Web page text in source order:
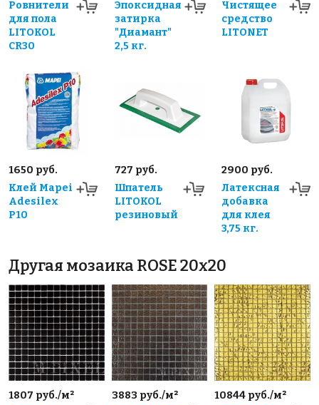
Ровнители
для пола
LITOKOL
CR30
Эпоксидная
затирка
"Диамант"
2,5 кг.
Чистящее
средство
LITONET
1650 руб.
Клей Mapei
Adesilex
P10
727 руб.
Шпатель
LITOKOL
резиновый
2900 руб.
Латексная
добавка
для клея
3,75 кг.
Другая мозаика ROSE 20x20
1807 руб./м²
3883 руб./м²
10844 руб./м²